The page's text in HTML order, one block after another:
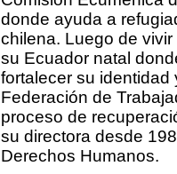
donde ayuda a
chilena. Luego de
su Ecuador natal
fortalecer su
Federación de
proceso de
su directora desde
Derechos Humanos.